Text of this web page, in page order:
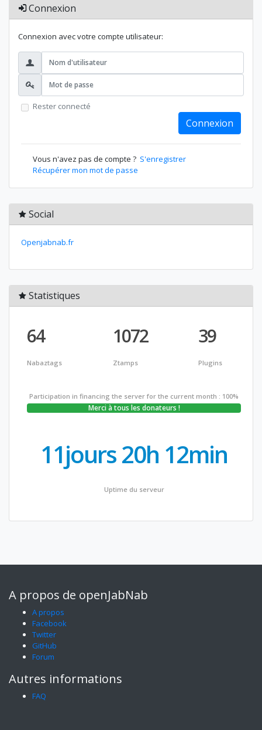
Connexion
Connexion avec votre compte utilisateur:
Rester connecté
Connexion
Vous n'avez pas de compte ? S'enregistrer
Récupérer mon mot de passe
Social
Openjabnab.fr
Statistiques
64
Nabaztags
1072
Ztamps
39
Plugins
Participation in financing the server for the current month : 100%
Merci à tous les donateurs !
11jours 20h 12min
Uptime du serveur
A propos de openJabNab
A propos
Facebook
Twitter
GitHub
Forum
Autres informations
FAQ